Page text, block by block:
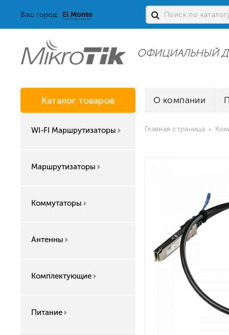
Ваш город: El Monte
ОФИЦИАЛЬНЫЙ
Каталог товаров
WI-FI Маршрутизаторы
Маршрутизаторы
Коммутаторы
Антенны
Комплектующие
Питание
О компании
Главная страница